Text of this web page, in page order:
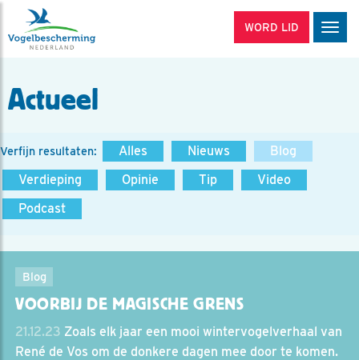
WORD LID
Actueel
Verfijn resultaten: Alles Nieuws
Blog
Verdieping
Opinie Tip
Video
Podcast
Blog
VOORBIJ DE MAGISCHE GRENS
21.12.23 Zoals elk jaar een mooi wintervogelverhaal van
René de Vos om de donkere dagen mee door te komen.